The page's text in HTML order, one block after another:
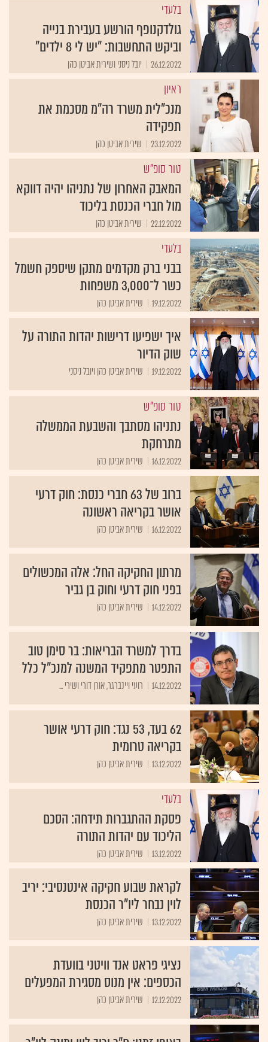
בלעדי
גולדקנופף הורשע בעבירת בנייה
וביקש התחשבות: "יש לי 8 ילדים"
26.12.2022 יובל ניסני ושירית אביטן כהן
ראיון
מנכ"לית משרד רה"מ מסכמת את
תפקידה
23.12.2022 שירית אביטן כהן
טור סופ"ש
המאבק האחרון של נתניהו יהיה דווקא
מול חברי הכנסת בליכוד
22.12.2022 שירית אביטן כהן
בלעדי
בבני ברק מקדמים מתקן שיספק חשמל
כשר ל־3,000 משפחות
19.12.2022 שירית אביטן כהן
איך ישפיעו דרישות יהדות התורה על
שוק הדיור
19.12.2022 שירית אביטן כהן ויובל ניסני
טור סופ"ש
נתניהו מסתבך והשבעת הממשלה
מתרחקת
16.12.2022 שירית אביטן כהן
ברוב של 63 חברי כנסת: חוק דרעי
אושר בקריאה ראשונה
16.12.2022 שירית אביטן כהן
מרתון החקיקה החל: אלה המכשולים
בפני חוק דרעי וחוק בן גביר
14.12.2022 שירית אביטן כהן
בדרך למשרד הבריאות: בר סימן טוב
התפטר מתפקיד המשנה למנכ"ל כלל
14.12.2022 רועי ויינברגר, אורן דורי ושירי ...
62 בעד, 53 נגד: חוק דרעי אושר
בקריאה טרומית
13.12.2022 שירית אביטן כהן
בלעדי
פסקת ההתגברות תידחה: הסכם
הליכוד עם יהדות התורה
13.12.2022 שירית אביטן כהן
לקראת שבוע חקיקה אינטנסיבי: יריב
לוין נבחר ליו"ר הכנסת
13.12.2022 שירית אביטן כהן
נציגי פראט אנד וויטני בוועדת
הכספים: אין מנוס מסגירת המפעלים
12.12.2022 שירית אביטן כהן